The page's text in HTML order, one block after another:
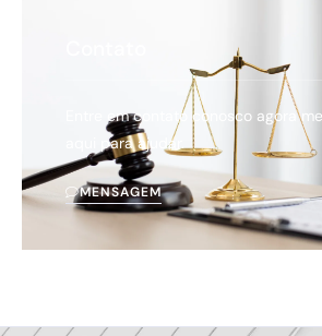
Entre em contato conosco agora
aqui para ajudar.
MENSAGEM